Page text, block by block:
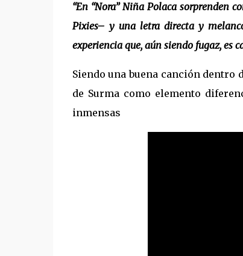
“En “Nora” Niña Polaca sorprenden
Pixies– y una letra directa y
experiencia que, aún siendo fugaz, es
Siendo una buena canción dentro
de Surma como elemento
inmensas